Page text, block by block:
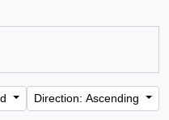
Direction: Ascending